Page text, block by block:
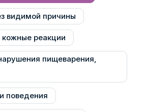
видимой причины
реакции
пищеварения,
поведения